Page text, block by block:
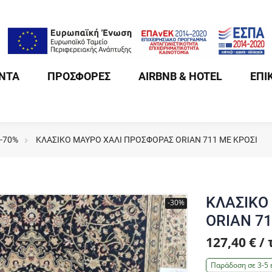
ΠΡΟΣΦΟΡΕΣ AIRBNB & HOTEL
ΚΛΑΣΙΚΟ ΜΑΥΡΟ ΧΑΛΙ ΠΡΟΣΦΟΡΑΣ ORIAN 711 ΜΕ ΚΡΟΣΙ
-30%
ORIAN
127,40 € /
Παράδοση σε 3-5